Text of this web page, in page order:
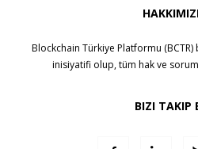
Blockchain Türkiye Platformu (BCTR)
inisiyatifi olup, tüm hak ve
BIZI TAKIP